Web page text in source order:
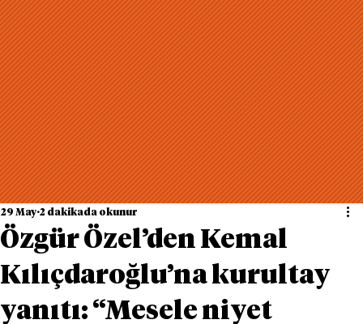
Özgür Özel’den Kemal
Kılıçdaroğlu’na kurultay
yanıtı: “Mesele niyet
29 May 2 dakikada okunur